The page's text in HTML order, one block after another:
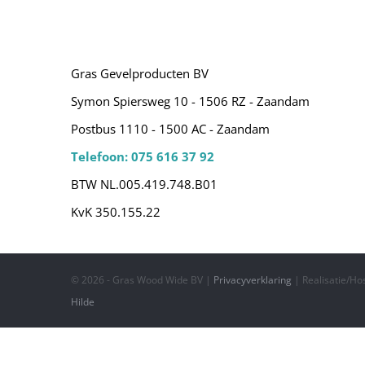
Gras Gevelproducten BV
Symon Spiersweg 10 - 1506 RZ - Zaandam
Postbus 1110 - 1500 AC - Zaandam
Telefoon: 075 616 37 92
BTW NL.005.419.748.B01
KvK 350.155.22
© 2026 - Gras Wood Wide BV | Privacyverklaring | Realisatie/
Hilde